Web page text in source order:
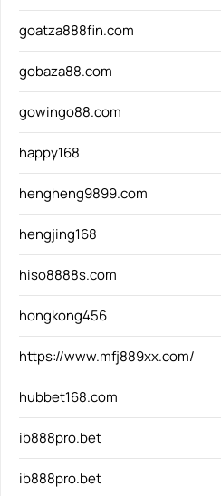
goatza888fin.com
gobaza88.com
gowingo88.com
happy168
hengheng9899.com
hengjing168
hiso8888s.com
hongkong456
https://www.mfj889xx.com/
hubbet168.com
ib888pro.bet
ib888pro.bet